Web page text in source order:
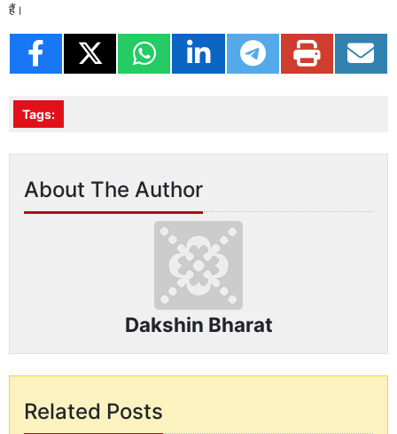
हैं।
Tags:
About The Author
Dakshin Bharat
Related Posts